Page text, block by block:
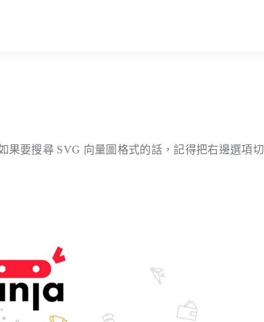
果要搜尋 SVG 向量圖格式的話，記得把右邊選項